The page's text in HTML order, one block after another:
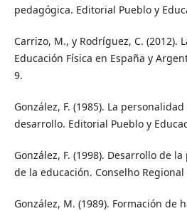
pedagógica. Editorial Pueblo y
Carrizo, M., y Rodríguez, C. (2012).
Educación Física en España y
9.
González, F. (1985). La
desarrollo. Editorial Pueblo y
González, F. (1998). Desarrollo de
de la educación. Conselho Regional
González, M. (1989). Formación de